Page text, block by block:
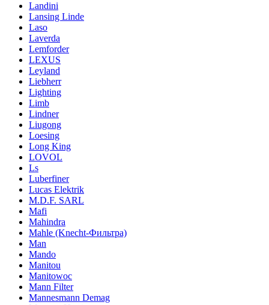
Landini
Lansing Linde
Laso
Laverda
Lemforder
LEXUS
Leyland
Liebherr
Lighting
Limb
Lindner
Liugong
Loesing
Long King
LOVOL
Ls
Luberfiner
Lucas Elektrik
M.D.F. SARL
Mafi
Mahindra
Mahle (Knecht-Фильтра)
Man
Mando
Manitou
Manitowoc
Mann Filter
Mannesmann Demag